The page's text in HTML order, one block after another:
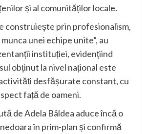
și al comunităților locale.
construiește prin profesionalism,
unei echipe unite”, au
instituției, evidențiind
obținut la nivel național este
desfășurate constant, cu
față de oameni.
de Adela Bâldea aduce încă o
în prim-plan și confirmă